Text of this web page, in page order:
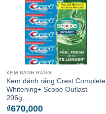
KEM ĐÁNH RĂNG
Kem đánh răng Crest Complete
Whitening+ Scope Outlast
206g...
₫670,000